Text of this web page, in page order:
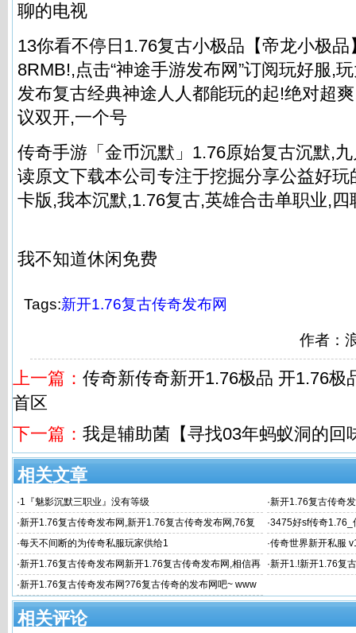
聊的电视
13你看不停日1.76复古小极品【帝龙小极
8RMB!,点击“神途手游发布网”订阅玩好服,
发布复古经典神途人人都能玩的起!绝对超
议双开,一个号
传奇手游「金币沉默」1.76原始复古沉默,
读原文下载本公司专注于挖掘分享公益好
卡版,我本沉默,1.76复古,英雄合击单职业,四
我不知道休闲免费
Tags:新开1.76复古传奇发布网
作者：
上一篇： 传奇新传奇新开1.76极品 开1.76极
首区
下一篇： 我是辅助菌【寻找03年蚂蚁洞的回
相关文章
·1『魅影沉默三职业』没有等级 ·新开1.76复古传奇
签到28天免费
·新开1.76复古传奇发布网,新开1.76复古传奇发布网,76复
古传奇|176精品发
·3475好sf传奇1.76_
发布网
·每天不间断的为传奇私服玩家供给1 ·传奇世界新开私服
·新开1.76复古传奇发布网新开1.76复古传奇发布网,相信再
很多玩
·新开1.!新开1.76复
·新开1.76复古传奇发布网?76复古传奇的发布网吧~ www
相关评论